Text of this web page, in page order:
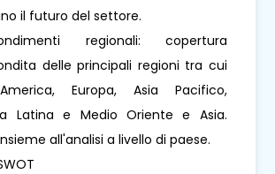
il futuro del settore.
regionali: copertura
delle principali regioni tra cui
Europa, Asia Pacifico,
Latina e Medio Oriente e Asia.
all'analisi a livello di paese.